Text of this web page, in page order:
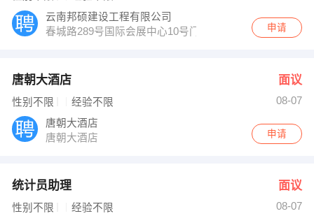
云南邦硕建设工程有限公司
春城路289号国际会展中心10号门写字楼
申请
唐朝大酒店 面议
性别不限 经验不限
08-07
唐朝大酒店
唐朝大酒店
申请
统计员助理 面议
性别不限 经验不限
08-07